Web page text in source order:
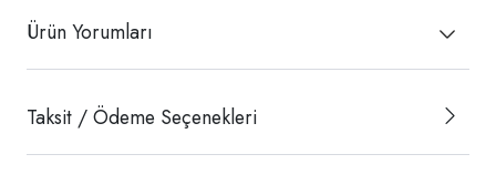
Ürün Yorumları
Taksit / Ödeme Seçenekleri